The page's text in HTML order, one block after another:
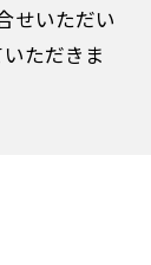
40%
せいただい
ただきま